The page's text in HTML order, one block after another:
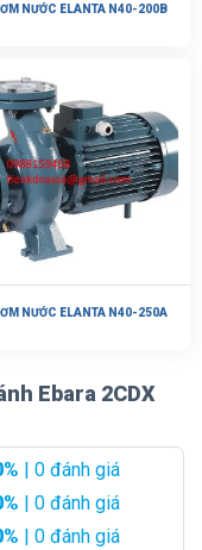
NƯỚC ELANTA N40-200B
NƯỚC ELANTA N40-250A
Ebara 2CDX
| 0 đánh giá
| 0 đánh giá
| 0 đánh giá